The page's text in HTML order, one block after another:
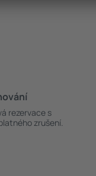
rezervace s
zrušení.